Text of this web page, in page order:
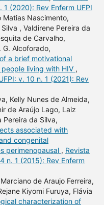
(2020): Rev Enferm UFPI
Matias Nascimento,
, Valdirene Pereira da
de Carvalho,
Alcoforado,
a brief motivational
living with HIV ,
v. 10 n. 1 (2021): Rev
Kelly Nunes de Almeida,
de Araújo Lago, Laiz
Pereira da Silva,
associated with
congenital
perimenopausal , Revista
n. 1 (2015): Rev Enferm
de Araujo Ferreira,
Kiyomi Furuya, Flávia
characterization of